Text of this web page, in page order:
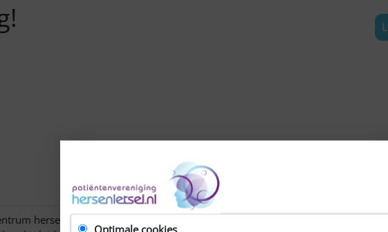
hersenletsel Limburg samen met Adelante en SGL het project “samen
Optimale cookies